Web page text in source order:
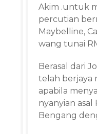
Akim .untuk
percutian
Maybelline,
wang tunai
Berasal dari
telah berjaya
apabila
nyanyian asal
Bengang